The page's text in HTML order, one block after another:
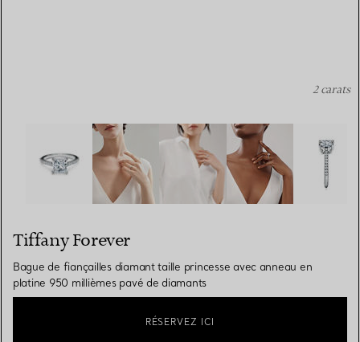
Tiffany Forever:Bague de fiançailles diamant taille
2 carats
Tiffany Forever
Bague de fiançailles diamant taille princesse avec anneau en
platine 950 millièmes pavé de diamants
RÉSERVEZ ICI